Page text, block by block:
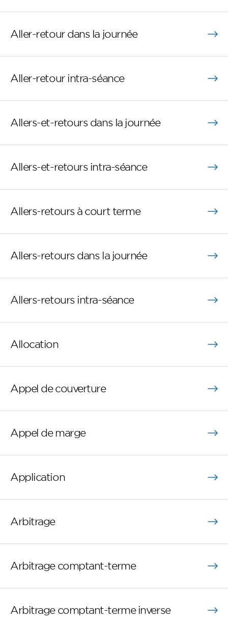
Aller-retour dans la journée
Aller-retour intra-séance
Allers-et-retours dans la journée
Allers-et-retours intra-séance
Allers-retours à court terme
Allers-retours dans la journée
Allers-retours intra-séance
Allocation
Appel de couverture
Appel de marge
Application
Arbitrage
Arbitrage comptant-terme
Arbitrage comptant-terme inverse